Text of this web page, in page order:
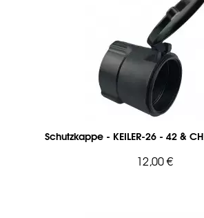
Schutzkappe - KEILER-26 - 42 &
12,00 €